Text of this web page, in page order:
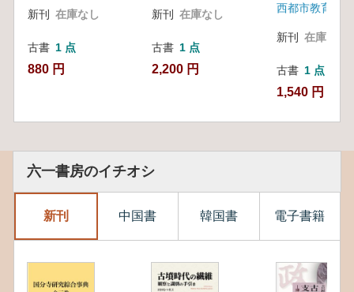
新刊 在庫なし
古書 1 点
880 円
新刊 在庫なし
古書 1 点
2,200 円
西都市教育委
新刊 在庫なし
古書 1 点
1,540 円
六一書房のイチオシ
新刊 中国書 韓国書 電子書籍